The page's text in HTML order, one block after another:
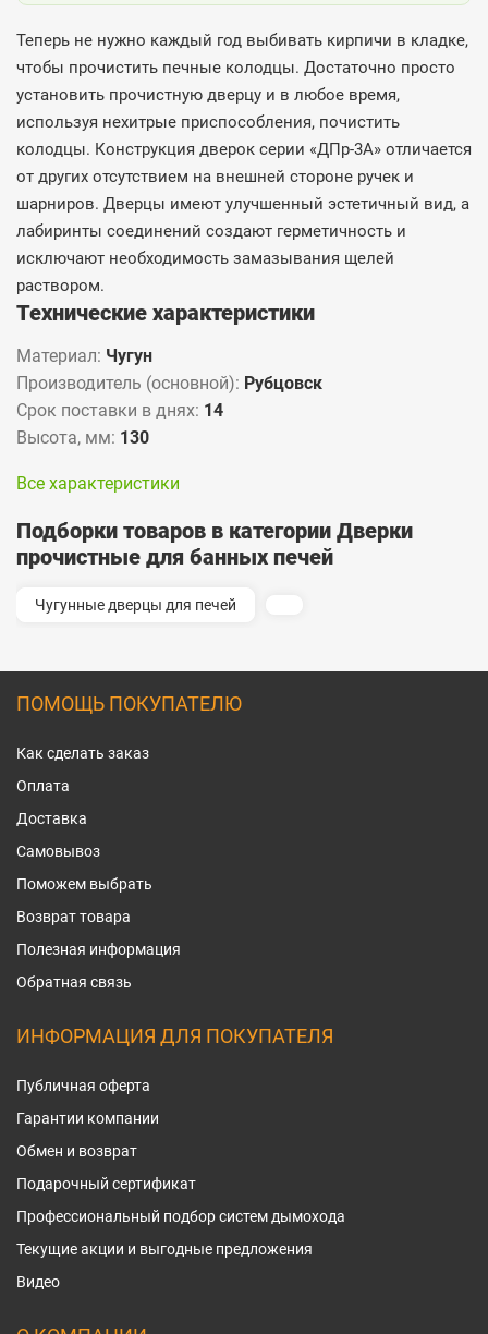
Теперь не нужно каждый год выбивать кирпичи в кладке,
чтобы прочистить печные колодцы. Достаточно просто
установить прочистную дверцу и в любое время,
используя нехитрые приспособления, почистить
колодцы. Конструкция дверок серии «ДПр-3А» отличается
от других отсутствием на внешней стороне ручек и
шарниров. Дверцы имеют улучшенный эстетичный вид, а
лабиринты соединений создают герметичность и
исключают необходимость замазывания щелей
раствором.
Технические характеристики
Материал: Чугун
Производитель (основной): Рубцовск
Срок поставки в днях: 14
Высота, мм: 130
Все характеристики
Подборки товаров в категории Дверки
прочистные для банных печей
Чугунные дверцы для печей
ПОМОЩЬ ПОКУПАТЕЛЮ
Как сделать заказ
Оплата
Доставка
Самовывоз
Поможем выбрать
Возврат товара
Полезная информация
Обратная связь
ИНФОРМАЦИЯ ДЛЯ ПОКУПАТЕЛЯ
Публичная оферта
Гарантии компании
Обмен и возврат
Подарочный сертификат
Профессиональный подбор систем дымохода
Текущие акции и выгодные предложения
Видео